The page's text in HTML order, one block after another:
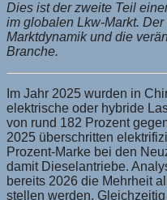
Dies ist der zweite Teil
im globalen Lkw-Markt.
Marktdynamik und die
Branche.
Im Jahr 2025 wurden in
elektrische oder hybride
von rund 182 Prozent
2025 überschritten
Prozent-Marke bei den
damit Dieselantriebe.
bereits 2026 die Mehrheit
stellen werden.